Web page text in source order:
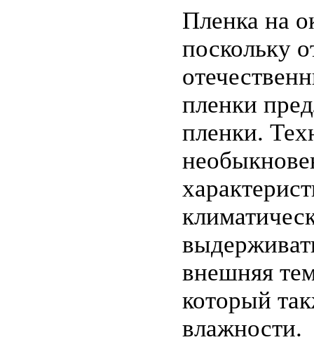
Пленка на
поскольку
пленки
пленки.
внешняя
который
влажности.